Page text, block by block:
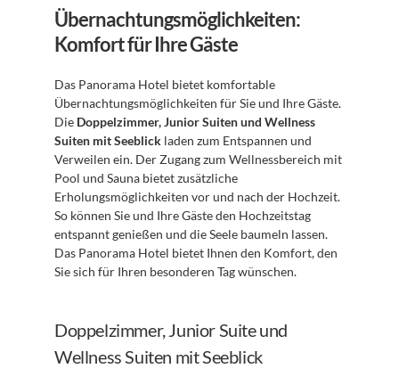
Übernachtungsmöglichkeiten:
Komfort für Ihre Gäste
Das Panorama Hotel bietet komfortable
Übernachtungsmöglichkeiten für Sie und Ihre Gäste.
Die Doppelzimmer, Junior Suiten und Wellness
Suiten mit Seeblick laden zum Entspannen und
Verweilen ein. Der Zugang zum Wellnessbereich mit
Pool und Sauna bietet zusätzliche
Erholungsmöglichkeiten vor und nach der Hochzeit.
So können Sie und Ihre Gäste den Hochzeitstag
entspannt genießen und die Seele baumeln lassen.
Das Panorama Hotel bietet Ihnen den Komfort, den
Sie sich für Ihren besonderen Tag wünschen.
Doppelzimmer, Junior Suite und
Wellness Suiten mit Seeblick